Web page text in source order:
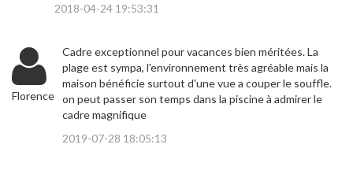
2018-04-24 19:53:31
Florence
Cadre exceptionnel pour vacances bien méritées. La
plage est sympa, l'environnement très agréable mais la
maison bénéficie surtout d'une vue a couper le souffle.
on peut passer son temps dans la piscine à admirer le
cadre magnifique
2019-07-28 18:05:13